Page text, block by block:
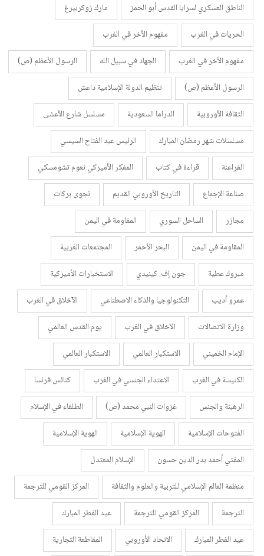
الناطق العسكري لسرايا القدس أبو الحمز
مارك زوكربيرغ
الحريات في الغرب
مفهوم الأخر في الغرب
مفهوم الأخر في الغرب
الجهاد في سبيل الله
الرسول الأعظم (ص)
الرسول الأعظم (ص)
تنظيم الدولة الإسلامية داعش
الثقافة الأوروبية
الدراما السعودية
مسلسل شارع الأعشى
مسلسلات شهر رمضان المبارك
الرئيس عبد الفتاح السيسي
الفراعنة
قراءة في كتاب
المفكر الأميركي نعوم تشومسكي
صناعة الإجماع
التاريخ الأوروبي القديم
نجوى بركات
مجازر
الساحل السوري
المقاومة في اليمن
المقاومة في اليمن
البحر الأحمر
المجتمعات الغربية
مبروك عطية
جون إف. كينيدي
الاستخبارات الأميركية
عمرو أديب
التكنولوجيا والذكاء الاصطناعي
الآخلاق في الغرب
وزارة الاتصالات
الآخلاق في الغرب
يوم القدس العالمي
الإمام الخميني
الاستكبار العالمي
الاستكبار العالمي
الكنيسة في الغرب
الاعتداء الجنسي في الغرب
كنائس فرنسا
الرهبنة والجنس
غزوات النبي محمد (ص)
الطلقاء في الإسلام
الفتوحات الإسلامية
الهوية الإسلامية
الهوية الإسلامية
المفتي أحمد بدر الدين حسون
الإسلام المعتدل
منظمة العالم الإسلامي للتربية والعلوم والثقافة
المركز القومي للترجمة
الترجمة
المركز القومي للترجمة
عيد الفطر المبارك
عيد الفطر المبارك
الاتحاد الأوروبي
المقاطعة التجارية